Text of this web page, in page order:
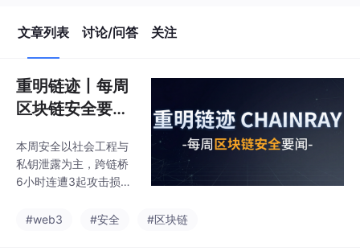
文章列表 讨论/问答 关注
重明链迹丨每周
区块链安全要闻
2）
本周安全以社会工程与
私钥泄露为主，跨链桥
6小时连遭3起攻击损失
漏洞暴露信任审计短
#web3 #安全 #区块链